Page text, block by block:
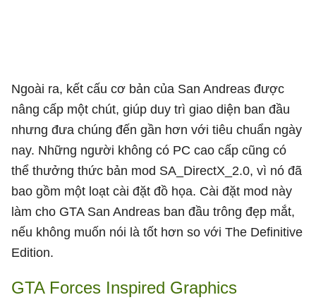
Ngoài ra, kết cấu cơ bản của San Andreas được
nâng cấp một chút, giúp duy trì giao diện ban đầu
nhưng đưa chúng đến gần hơn với tiêu chuẩn ngày
nay. Những người không có PC cao cấp cũng có
thể thưởng thức bản mod SA_DirectX_2.0, vì nó đã
bao gồm một loạt cài đặt đồ họa. Cài đặt mod này
làm cho GTA San Andreas ban đầu trông đẹp mắt,
nếu không muốn nói là tốt hơn so với The Definitive
Edition.
GTA Forces Inspired Graphics